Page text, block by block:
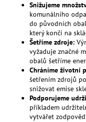
Snižujeme
komunálního
do původních
který končí na
Šetříme zdroje:
vyžaduje značné
obalů šetříme
Chráníme životní
šetřením zdrojů
snižovat emise
Podporujeme
příkladem
vytvářet
HLEDAT